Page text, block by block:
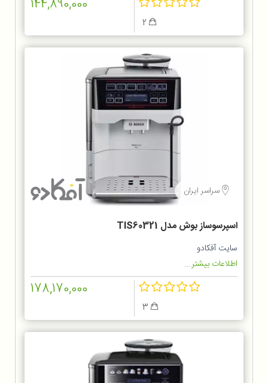
144,890,000
سراسر ایران
اسپرسوساز بوش مدل TIS60321
سایت آفکادو
اطلاعات بیشتر...
178,170,000